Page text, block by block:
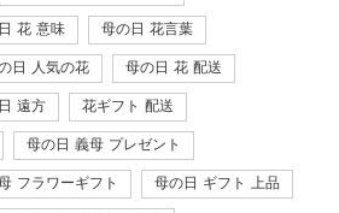
花 意味 母の日 花言葉
日 人気の花 母の日 花 配送
遠方 花ギフト 配送
母の日 義母 プレゼント
フラワーギフト 母の日 ギフト 上品